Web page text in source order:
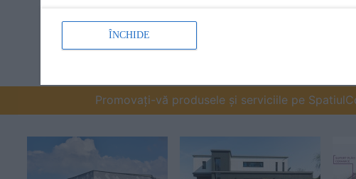
Promovați-vă produsele și serviciile pe
ÎNCHIDE